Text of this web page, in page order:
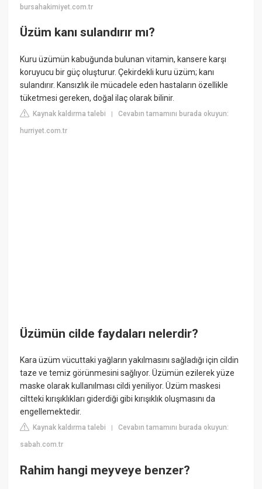
bursahakimiyet.com.tr
Üzüm kanı sulandırır mı?
Kuru üzümün kabuğunda bulunan vitamin, kansere karşı
koruyucu bir güç oluşturur. Çekirdekli kuru üzüm; kanı
sulandırır. Kansızlık ile mücadele eden hastaların özellikle
tüketmesi gereken, doğal ilaç olarak bilinir.
Kaynak kaldırma talebi |Cevabın tamamını burada okuyun:
hurriyet.com.tr
Üzümün cilde faydaları nelerdir?
Kara üzüm vücuttaki yağların yakılmasını sağladığı için cildin
taze ve temiz görünmesini sağlıyor. Üzümün ezilerek yüze
maske olarak kullanılması cildi yeniliyor. Üzüm maskesi
ciltteki kırışıklıkları giderdiği gibi kırışıklık oluşmasını da
engellemektedir.
Kaynak kaldırma talebi |Cevabın tamamını burada okuyun:
sabah.com.tr
Rahim hangi meyveye benzer?